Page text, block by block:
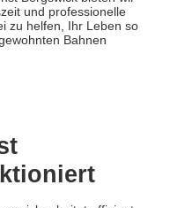
und professionelle
zu helfen, Ihr Leben so
Bahnen